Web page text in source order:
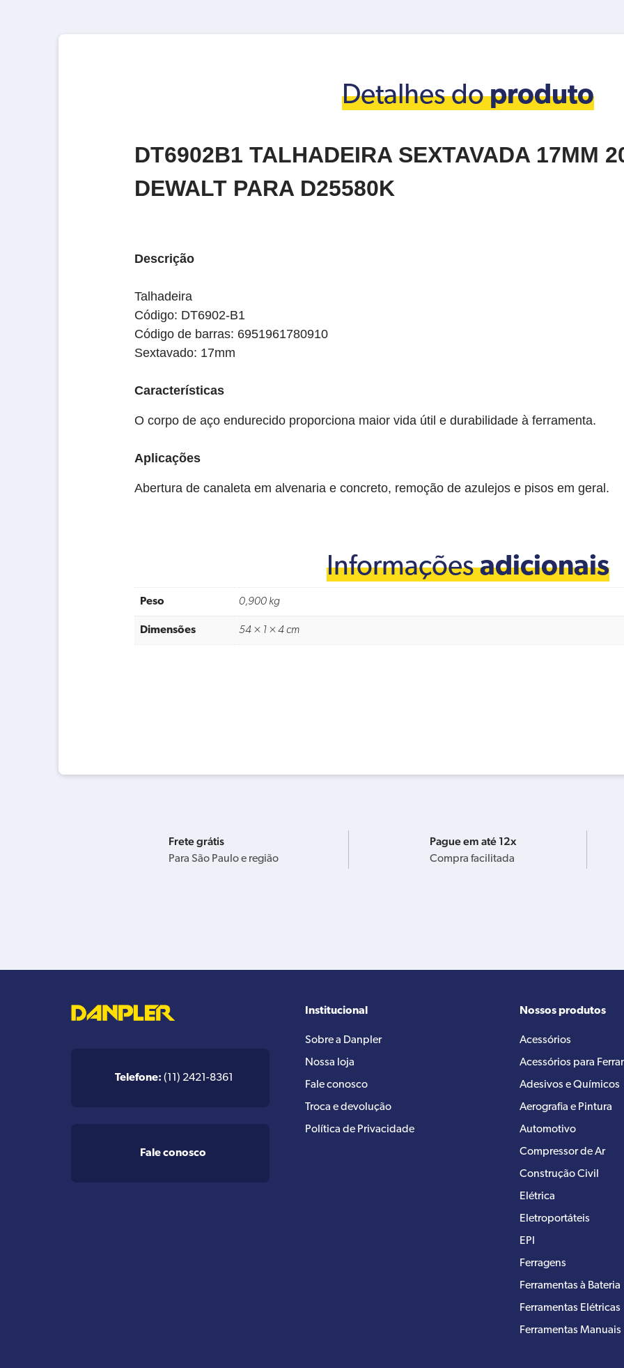
Detalhes doproduto
DT6902B1 TALHADEIRA SEXTAVADA 17MM
DEWALT PARA D25580K
Descrição
Talhadeira
Código: DT6902-B1
Código de barras: 6951961780910
Sextavado: 17mm
Características
O corpo de aço endurecido proporciona maior vida útil e durabilidade à ferramenta.
Aplicações
Abertura de canaleta em alvenaria e concreto, remoção de azulejos e pisos em geral.
Informaçõesadicionais
Peso 0,900 kg
Dimensões 54 × 1 × 4 cm
Frete grátis
Para São Paulo e região
Pague em até 12x
Compra facilitada
Telefone: (11) 2421-8361
Fale conosco
Institucional
Sobre a Danpler
Nossa loja
Fale conosco
Troca e devolução
Política de Privacidade
Nossos produtos
Acessórios
Acessórios para
Adesivos e Químicos
Aerografia e Pintura
Automotivo
Compressor de Ar
Construção Civil
Elétrica
Eletroportáteis
EPI
Ferragens
Ferramentas à Bateria
Ferramentas Elétricas
Ferramentas Manuais